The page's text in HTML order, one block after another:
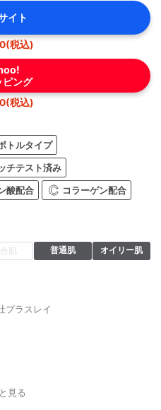
イト
税込)
ピング
税込)
トルタイプ
チテスト済み
酸配合 コラーゲン配合
肌 普通肌 オイリー肌
プラスレイ
の香り
見る